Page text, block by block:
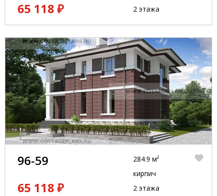
65 118 ₽
2 этажа
96-59
65 118 ₽
284.9 м²
кирпич
2 этажа